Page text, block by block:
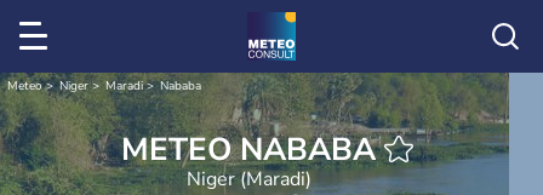
Meteo Niger Maradi Nababa
METEO NABABA
Niger (Maradi)